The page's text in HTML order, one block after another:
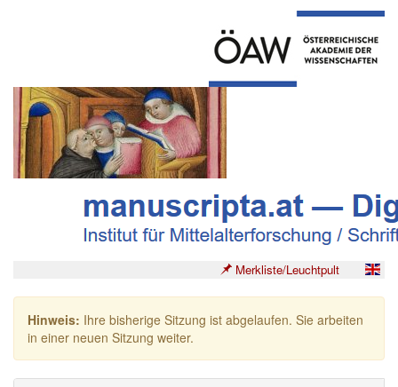
Merkliste/Leuchtpult
Hinweis: Ihre bisherige Sitzung ist abgelaufen. Sie arbeiten
in einer neuen Sitzung weiter.